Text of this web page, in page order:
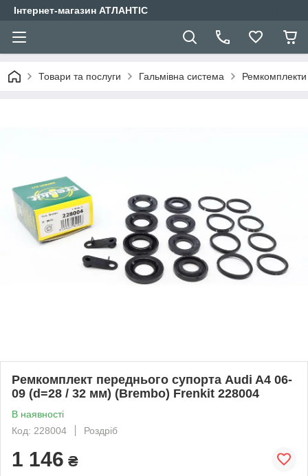
Інтернет-магазин АТЛАНТІС
Товари та послуги Гальмівна система Ремкомплекти
Ремкомплект переднього супорта Audi A4 06-
09 (d=28 / 32 мм) (Brembo) Frenkit 228004
В наявності
Код: 228004
Роздріб
1 146 ₴